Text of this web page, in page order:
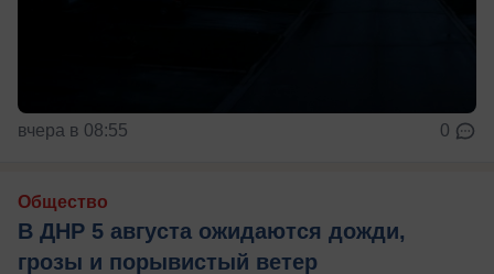
вчера в 08:55 0
Общество
В ДНР 5 августа ожидаются дожди,
грозы и порывистый ветер